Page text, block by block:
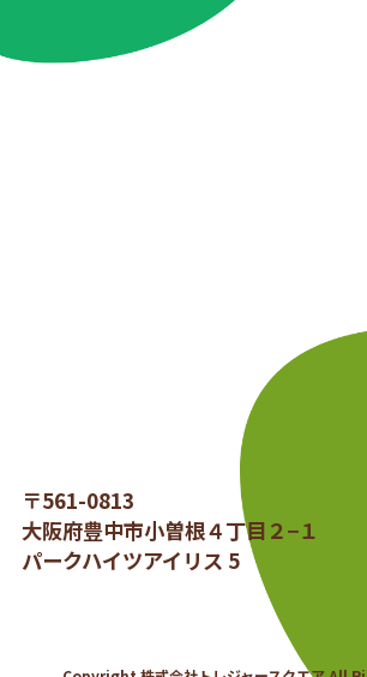
〒561-0813
大阪府豊中市小曽根４丁目２−１
パークハイツアイリス 5